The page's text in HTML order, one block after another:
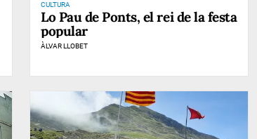
CULTURA
Lo Pau de Ponts, el rei de la festa
popular
ÀLVAR LLOBET